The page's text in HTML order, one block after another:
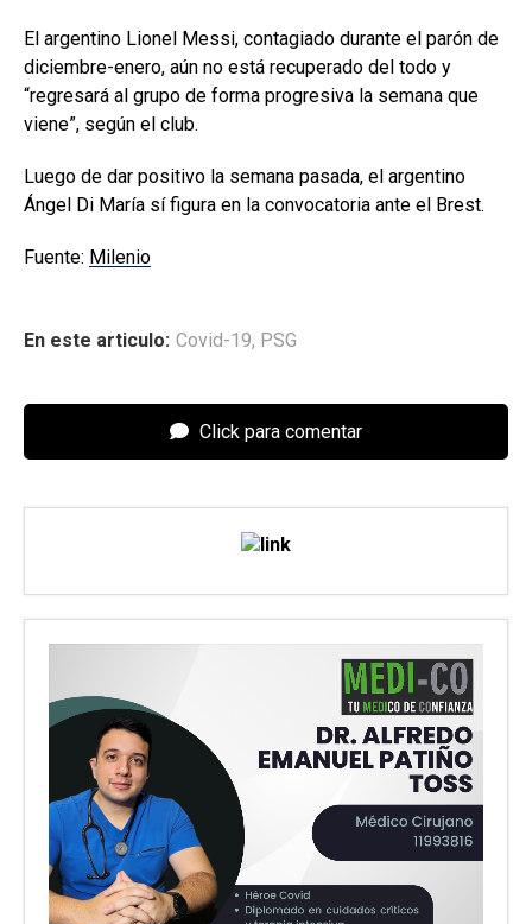
El argentino Lionel Messi, contagiado durante el parón de
diciembre-enero, aún no está recuperado del todo y
“regresará al grupo de forma progresiva la semana que
viene”, según el club.
Luego de dar positivo la semana pasada, el argentino
Ángel Di María sí figura en la convocatoria ante el Brest.
Fuente: Milenio
En este articulo: Covid-19, PSG
Click para comentar